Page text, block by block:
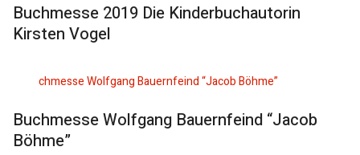
Buchmesse 2019 Die Kinderbuchautorin
Kirsten Vogel
Buchmesse Wolfgang Bauernfeind “Jacob
Böhme”